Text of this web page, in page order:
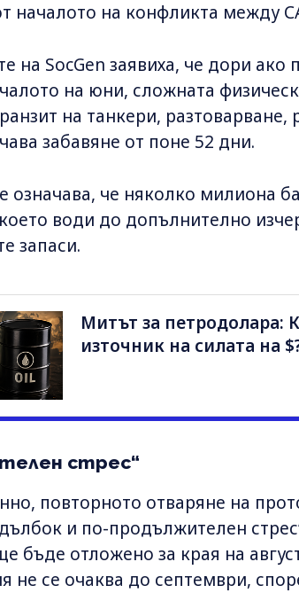
началото на конфликта между
на SocGen заявиха, че дори ако
на юни, сложната
на танкери,
забавяне от поне 52 дни.
означава, че няколко милиона
води до допълнително
запаси.
Митът за петродолара:
източник на силата на
стрес“
повторното отваряне на
и по-продължителен
бъде отложено за края на
не се очаква до септември,